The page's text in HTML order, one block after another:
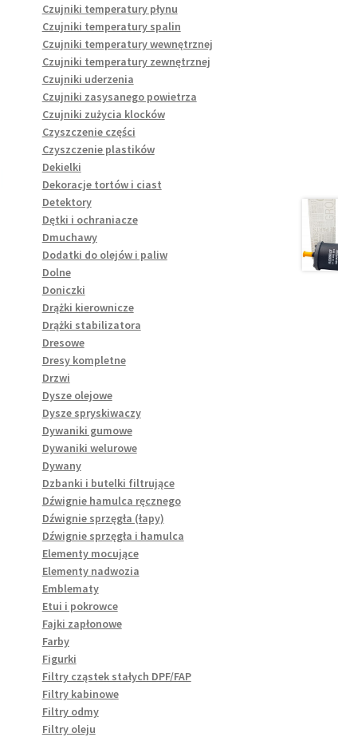
Czujniki temperatury płynu
Czujniki temperatury spalin
Czujniki temperatury wewnętrznej
Czujniki temperatury zewnętrznej
Czujniki uderzenia
Czujniki zasysanego powietrza
Czujniki zużycia klocków
Czyszczenie części
Czyszczenie plastików
Dekielki
Dekoracje tortów i ciast
Detektory
Dętki i ochraniacze
Dmuchawy
Dodatki do olejów i paliw
Dolne
Doniczki
Drążki kierownicze
Drążki stabilizatora
Dresowe
Dresy kompletne
Drzwi
Dysze olejowe
Dysze spryskiwaczy
Dywaniki gumowe
Dywaniki welurowe
Dywany
Dzbanki i butelki filtrujące
Dźwignie hamulca ręcznego
Dźwignie sprzęgła (łapy)
Dźwignie sprzęgła i hamulca
Elementy mocujące
Elementy nadwozia
Emblematy
Etui i pokrowce
Fajki zapłonowe
Farby
Figurki
Filtry cząstek stałych DPF/FAP
Filtry kabinowe
Filtry odmy
Filtry oleju